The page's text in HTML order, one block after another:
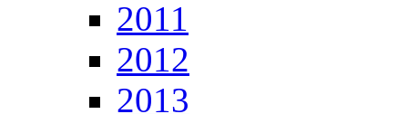
2011
2012
2013